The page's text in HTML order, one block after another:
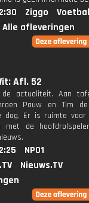
Ziggo
Alle afleveringen
Afl. 52
de actualiteit. Aan
Pauw en Tim
dag. Er is ruimte
met de
NPO1
Nieuws.TV